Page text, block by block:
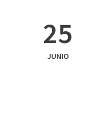
25
JUNIO